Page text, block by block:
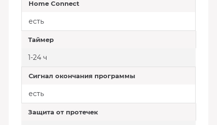
Home Connect
есть
Таймер
1-24 ч
Сигнал окончания программы
есть
Защита от протечек